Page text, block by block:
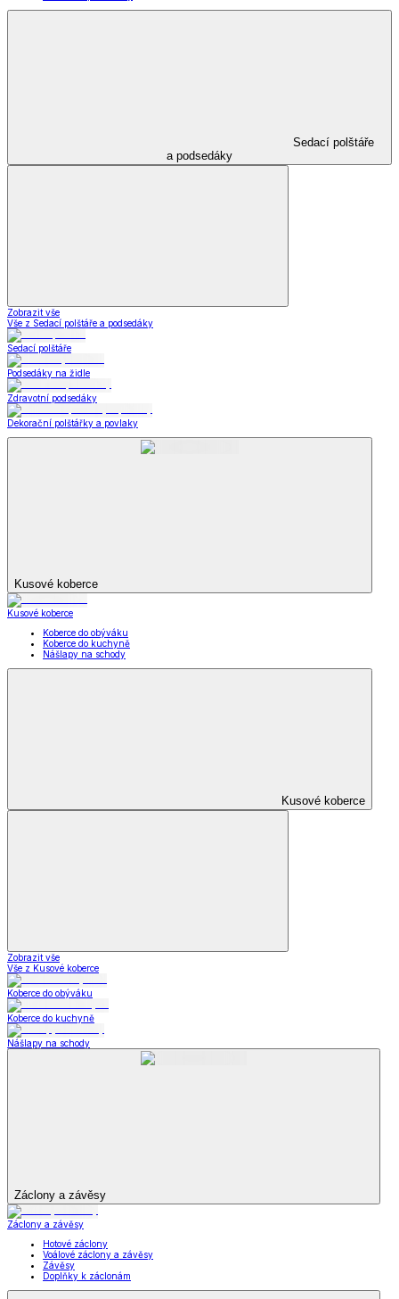
Sedací polštáře
a podsedáky
Zobrazit vše
Vše z Sedací polštáře a podsedáky
Sedací polštáře
Podsedáky na židle
Zdravotní podsedáky
Dekorační polštářky a povlaky
Kusové koberce
Kusové koberce
Koberce do obýváku
Koberce do kuchyně
Nášlapy na schody
Kusové koberce
Zobrazit vše
Vše z Kusové koberce
Koberce do obýváku
Koberce do kuchyně
Nášlapy na schody
Záclony a závěsy
Záclony a závěsy
Hotové záclony
Voálové záclony a závěsy
Závěsy
Doplňky k záclonám